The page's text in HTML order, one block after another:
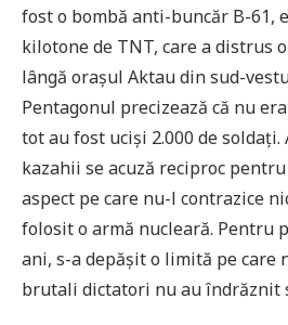
fost o bombă anti-buncăr B-61,
kilotone de TNT, care a distrus
lângă orașul Aktau din sud-
Pentagonul precizează că nu
tot au fost uciși 2.000 de
kazahii se acuză reciproc
aspect pe care nu-l contrazice
folosit o armă nucleară. Pentru
ani, s-a depășit o limită pe care
brutali dictatori nu au îndrăznit